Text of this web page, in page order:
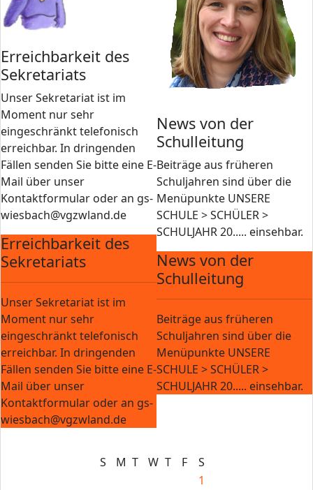
Erreichbarkeit des
Sekretariats
Unser Sekretariat ist im
Moment nur sehr
eingeschränkt telefonisch
erreichbar. In dringenden
Fällen senden Sie bitte eine E-
Mail über unser
Kontaktformular oder an gs-
wiesbach@vgzwland.de
Erreichbarkeit des
Sekretariats
Unser Sekretariat ist im
Moment nur sehr
eingeschränkt telefonisch
erreichbar. In dringenden
Fällen senden Sie bitte eine E-
Mail über unser
Kontaktformular oder an gs-
wiesbach@vgzwland.de
News von der
Schulleitung
Beiträge aus früheren
Schuljahren sind über die
Menüpunkte UNSERE
SCHULE > SCHÜLER >
SCHULJAHR 20..... einsehbar.
News von der
Schulleitung
Beiträge aus früheren
Schuljahren sind über die
Menüpunkte UNSERE
SCHULE > SCHÜLER >
SCHULJAHR 20..... einsehbar.
S M T W T F
S
1